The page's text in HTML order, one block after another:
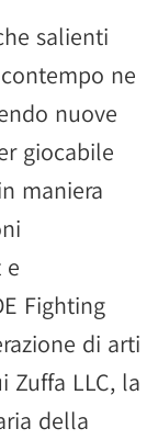
salienti
ne
nuove
giocabile
maniera
e
Fighting
di arti
Zuffa LLC, la
della